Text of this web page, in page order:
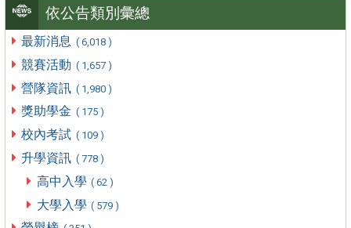
依公告類別彙總
最新消息 ( 6,018 )
競賽活動 ( 1,657 )
營隊資訊 ( 1,980 )
獎助學金 ( 175 )
校內考試 ( 109 )
升學資訊 ( 778 )
高中入學 ( 62 )
大學入學 ( 579 )